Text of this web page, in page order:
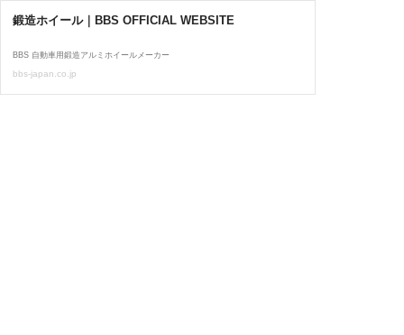
鍛造ホイール｜BBS OFFICIAL WEBSITE
BBS 自動車用鍛造アルミホイールメーカー
bbs-japan.co.jp